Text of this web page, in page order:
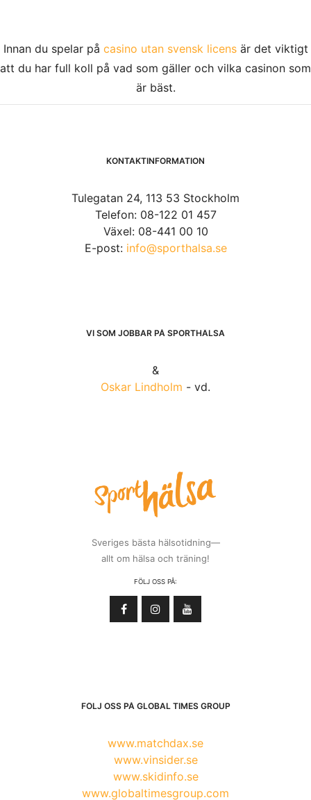
Innan du spelar på casino utan svensk licensär det viktigt
att du har full koll på vad som gäller och vilka casinon som
är bäst.
KONTAKTINFORMATION
Tulegatan 24, 113 53 Stockholm
Telefon: 08-122 01 457
Växel: 08-441 00 10
E-post: info@sporthalsa.se
VI SOM JOBBAR PÅ SPORTHÄLSA
&
Oskar Lindholm - vd.
Sveriges bästa hälsotidning—
allt om hälsa och träning!
FÖLJ OSS PÅ:
FÖLJ OSS PÅ GLOBAL TIMES GROUP
www.matchdax.se
www.vinsider.se
www.skidinfo.se
www.globaltimesgroup.com